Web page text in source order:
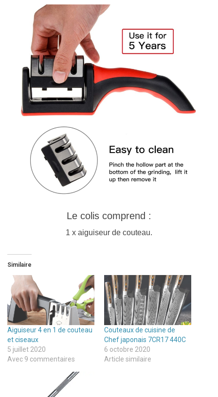
Le colis comprend :
1 x aiguiseur de couteau.
Similaire
Aiguiseur 4 en 1 de couteau
et ciseaux
5 juillet 2020
Avec 9 commentaires
Couteaux de cuisine de
Chef japonais 7CR17 440C
6 octobre 2020
Article similaire